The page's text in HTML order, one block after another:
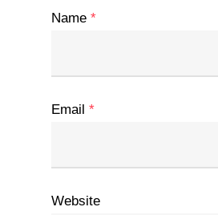
Name *
Email *
Website